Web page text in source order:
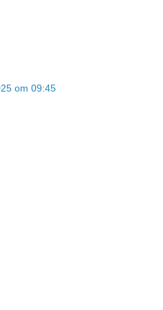
om 09:45